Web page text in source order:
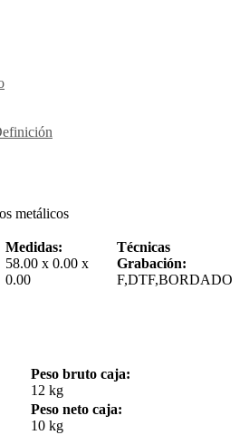
metálicos
Medidas:
58.00 x 0.00 x
0.00
Técnicas
Grabación:
F,DTF,BORDADO
Peso bruto caja:
12 kg
Peso neto caja:
10 kg